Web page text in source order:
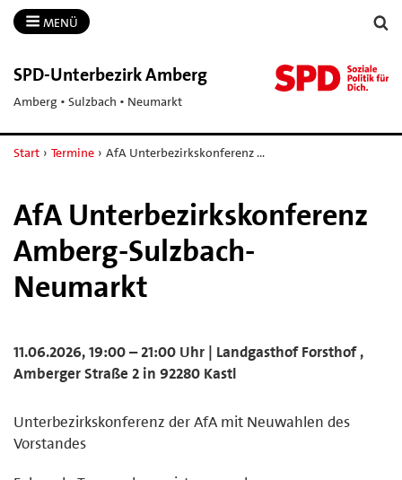
MENÜ
SPD-​Unterbezirk Amberg
Amberg • Sulzbach • Neumarkt
Start › Termine › AfA Unterbezirkskonferenz …
AfA Unterbezirkskonferenz
Amberg-Sulzbach-
Neumarkt
11.06.2026, 19:00 – 21:00 Uhr | Landgasthof Forsthof ,
Amberger Straße 2 in 92280 Kastl
Unterbezirkskonferenz der AfA mit Neuwahlen des
Vorstandes